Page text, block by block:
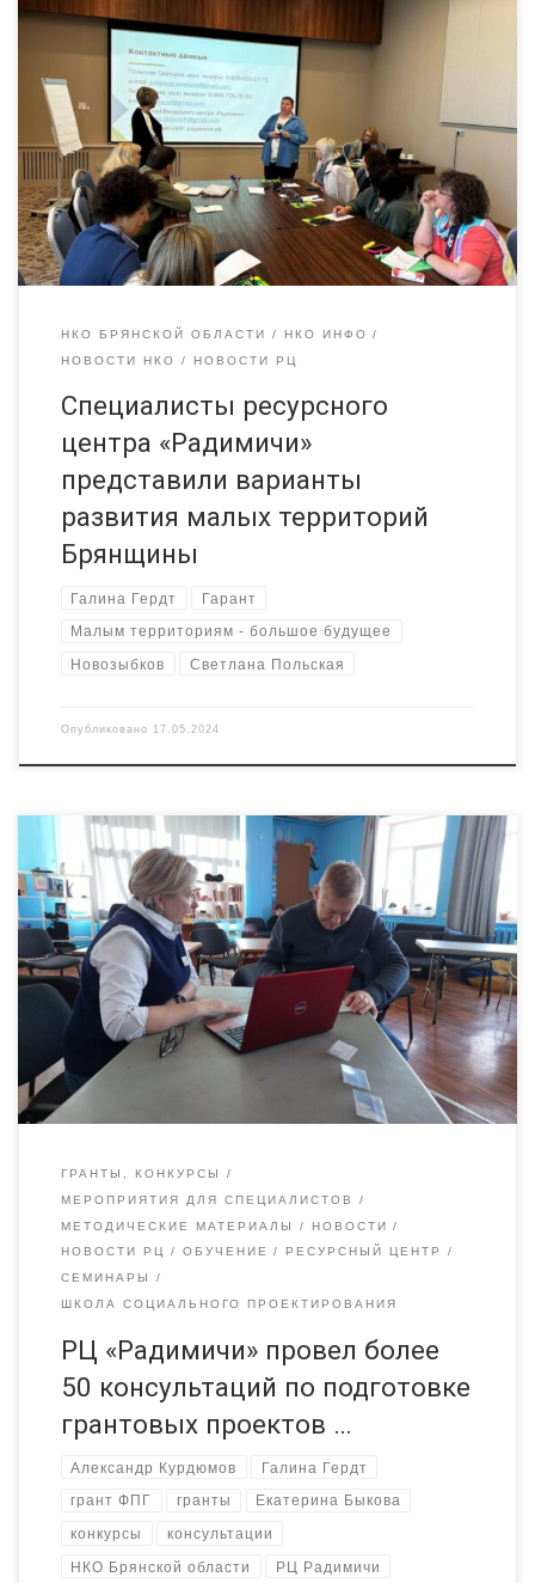
Галина Гердт и Светлана Польская приняли участие в итоговой
встрече проекта «Малым территориям большое будущее:
действуем сообща», которая состоялась в Москве.
Руководители региональных ресурсных центров,
занимающихся развитием малых территорий и работой с
местными сообществами целый год принимали участие в
проекте Группа НКО «Гарант» Центра «Гарант» (г.
Архангельск). На московской встрече «Радимичи»
представили собственный опыт вовлечения […]
НКО БРЯНСКОЙ ОБЛАСТИ
НКО ИНФО
НОВОСТИ НКО
НОВОСТИ РЦ
Специалисты ресурсного
центра «Радимичи»
представили варианты
развития малых территорий
Брянщины
Галина Гердт Гарант
Малым территориям - большое будущее
Новозыбков Светлана Польская
Опубликовано 17.05.2024
Более 50 консультаций провел Ресурсный центр «Радимичи» в
этом году. Специалисты РЦ помогают нащупать идею проекта,
придать ей структурированный вид, подсказывают, как
добиться тех или иных результатов в процессе реализации.
Такая работа продолжается в РЦ уже много лет благодаря
поддержке Фонда президентских грантов. Команда РЦ
подвела промежуточные итоги за 3 […]
ГРАНТЫ, КОНКУРСЫ
МЕРОПРИЯТИЯ ДЛЯ СПЕЦИАЛИСТОВ
МЕТОДИЧЕСКИЕ МАТЕРИАЛЫ
НОВОСТИ
НОВОСТИ РЦ
ОБУЧЕНИЕ
РЕСУРСНЫЙ ЦЕНТР
СЕМИНАРЫ
ШКОЛА СОЦИАЛЬНОГО ПРОЕКТИРОВАНИЯ
РЦ «Радимичи» провел более
50 консультаций по подготовке
грантовых проектов …
Александр Курдюмов Галина Гердт
грант ФПГ гранты Екатерина Быкова
конкурсы консультации
НКО Брянской области РЦ Радимичи